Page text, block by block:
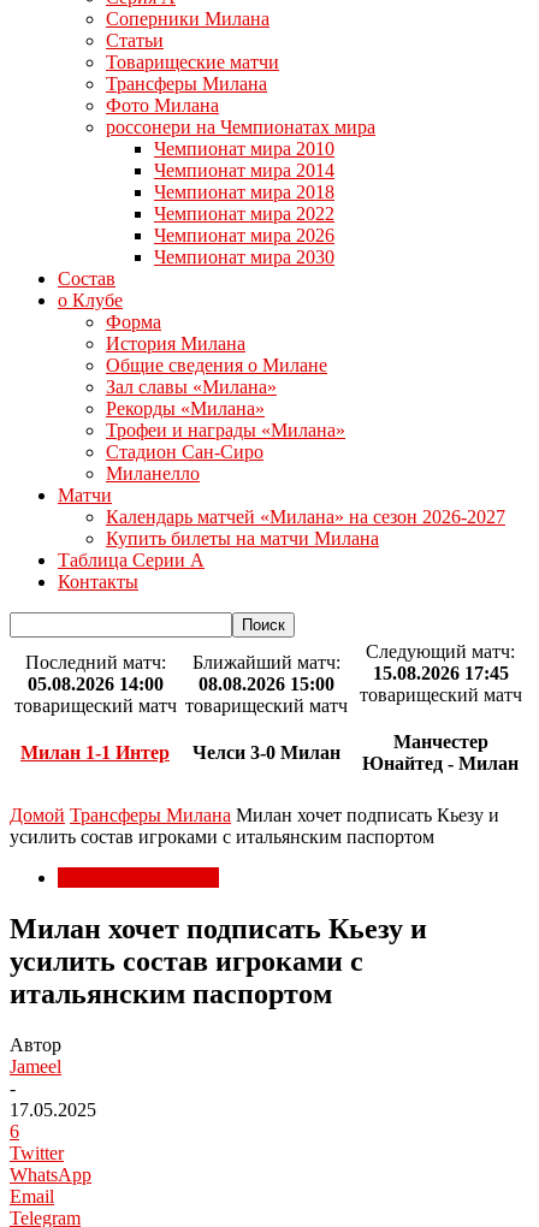
Соперники Милана
Статьи
Товарищеские матчи
Трансферы Милана
Фото Милана
россонери на Чемпионатах мира
Чемпионат мира 2010
Чемпионат мира 2014
Чемпионат мира 2018
Чемпионат мира 2022
Чемпионат мира 2026
Чемпионат мира 2030
Состав
о Клубе
Форма
История Милана
Общие сведения о Милане
Зал славы «Милана»
Рекорды «Милана»
Трофеи и награды «Милана»
Стадион Сан-Сиро
Миланелло
Матчи
Календарь матчей «Милана» на сезон 2026-2027
Купить билеты на матчи Милана
Таблица Серии А
Контакты
Последний матч:
05.08.2026 14:00
товарищеский матч
Милан 1-1 Интер
Ближайший матч:
08.08.2026 15:00
товарищеский матч
Челси 3-0 Милан
Следующий матч:
15.08.2026 17:45
товарищеский матч
Манчестер
Юнайтед - Милан
Домой Трансферы Милана Милан хочет подписать Кьезу и
усилить состав игроками с итальянским паспортом
Милан хочет подписать Кьезу и
усилить состав игроками с
итальянским паспортом
Автор
Jameel
-
17.05.2025
6
Twitter
WhatsApp
Email
Telegram